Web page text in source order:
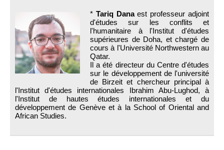
* Tariq Danaest professeur adjoint
d'études sur les conflits et
l'humanitaire à l'Institut d'études
supérieures de Doha, et chargé de
cours à l'Université Northwestern au
Qatar.
Il a été directeur du Centre d'études
sur le développement de l'université
de Birzeit et chercheur principal à
l'Institut d'études internationales Ibrahim Abu-Lughod, à
l'Institut de hautes études internationales et du
développement de Genève et à la School of Oriental and
African Studies.